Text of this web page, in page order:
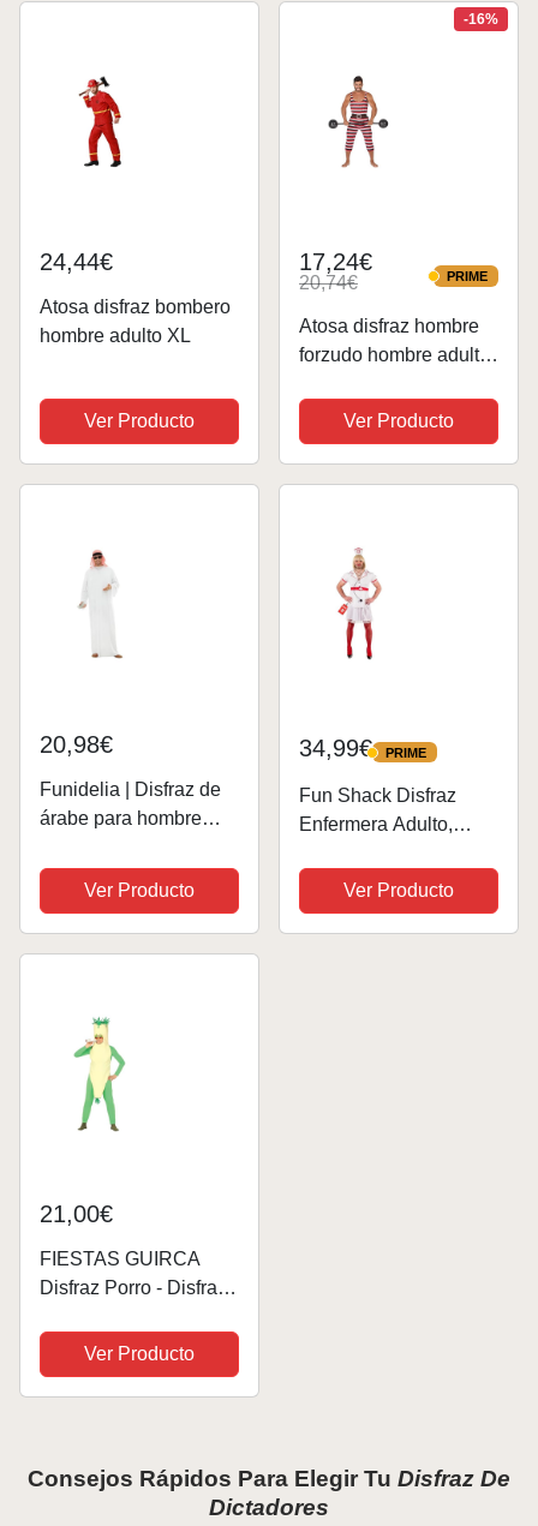
Hombre Talla L 52-54
24,44€
Atosa disfraz bombero
hombre adulto XL
Ver Producto
-16%
17,24€
20,74€ PRIME
PRIME
Atosa disfraz hombre
forzudo hombre adulto
Ver Producto
20,98€
Funidelia | Disfraz de
árabe para hombre
Dinero, disfraz de
despedida de soltero -
Disfraz para adultos y
Ver Producto
34,99€ PRIME
PRIME
Fun Shack Disfraz
Enfermera Adulto,
Hombre, Disfraces
Enfermeras,
Despedida Soltero,
Ver Producto
21,00€
FIESTAS GUIRCA
Disfraz Porro - Disfraz
Talla L 52-54
Ver Producto
Consejos Rápidos Para Elegir Tu Disfraz De
Dictadores